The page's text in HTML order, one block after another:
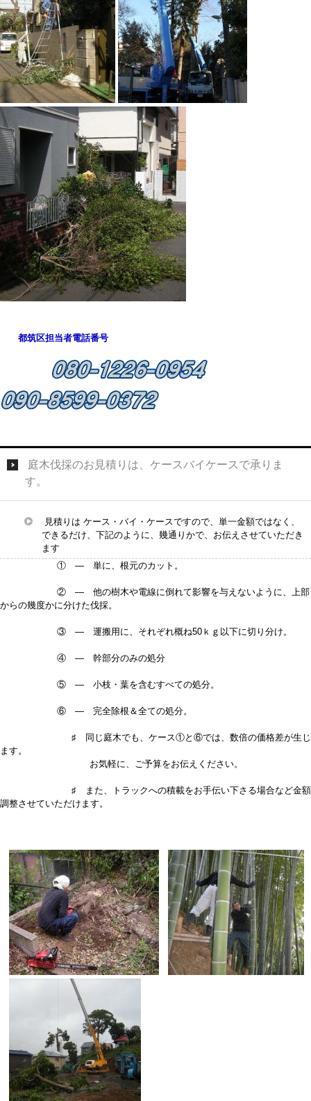
都筑区担当者電話番号
庭木伐採のお見積りは、ケースバイケースで承りま
す。
見積りは ケース・バイ・ケースですので、単一金額ではなく、
できるだけ、下記のように、幾通りかで、お伝えさせていただき
ます
① — 単に、根元のカット。
② — 他の樹木や電線に倒れて影響を与えないように、上部
からの幾度かに分けた伐採。
③ — 運搬用に、それぞれ概ね50ｋｇ以下に切り分け。
④ — 幹部分のみの処分
⑤ — 小枝・葉を含むすべての処分。
⑥ — 完全除根＆全ての処分。
♯ 同じ庭木でも、ケース①と⑥では、数倍の価格差が生じ
ます。
お気軽に、ご予算をお伝えください。
♯ また、トラックへの積載をお手伝い下さる場合など金額
調整させていただけます。